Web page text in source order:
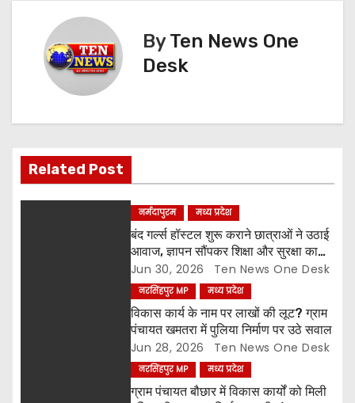
v
i
g
ByTen News One
Desk
Related Post
नर्मदापुरम मध्य प्रदेश
बंद गर्ल्स हॉस्टल शुरू कराने छात्राओं ने उठाई
आवाज, ज्ञापन सौंपकर शिक्षा और सुरक्षा का
मुद्दा उठाया
Jun 30, 2026 Ten News One Desk
नरसिंहपुर MP मध्य प्रदेश
विकास कार्य के नाम पर लाखों की लूट? ग्राम
पंचायत खमतरा में पुलिया निर्माण पर उठे सवाल
Jun 28, 2026 Ten News One Desk
नरसिंहपुर MP मध्य प्रदेश
ग्राम पंचायत बौछार में विकास कार्यों को मिली